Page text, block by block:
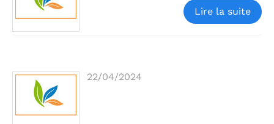
Lire la suite
22/04/2024